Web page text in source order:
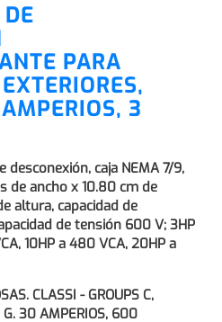
PARA
3
caja NEMA 7/9,
de ancho x 10.80 cm de
altura, capacidad de
de tensión 600 V; 3HP
10HP a 480 VCA, 20HP a
CLASSI - GROUPS C,
G. 30 AMPERIOS, 600